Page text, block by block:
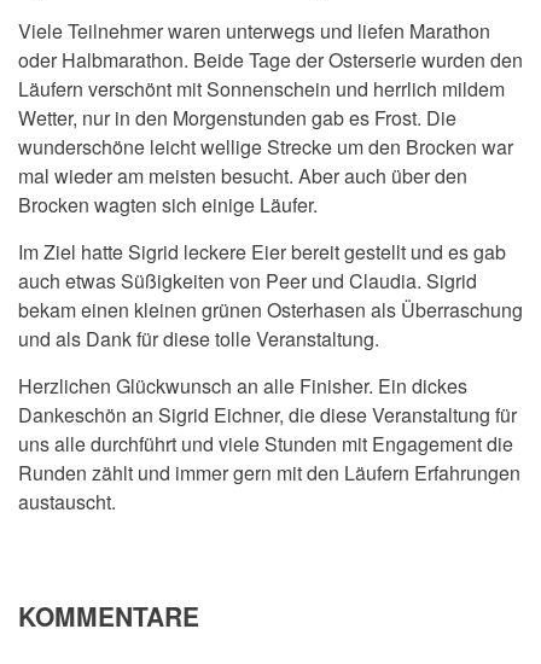
Viele Teilnehmer waren unterwegs und liefen Marathon
oder Halbmarathon. Beide Tage der Osterserie wurden den
Läufern verschönt mit Sonnenschein und herrlich mildem
Wetter, nur in den Morgenstunden gab es Frost. Die
wunderschöne leicht wellige Strecke um den Brocken war
mal wieder am meisten besucht. Aber auch über den
Brocken wagten sich einige Läufer.
Im Ziel hatte Sigrid leckere Eier bereit gestellt und es gab
auch etwas Süßigkeiten von Peer und Claudia. Sigrid
bekam einen kleinen grünen Osterhasen als Überraschung
und als Dank für diese tolle Veranstaltung.
Herzlichen Glückwunsch an alle Finisher. Ein dickes
Dankeschön an Sigrid Eichner, die diese Veranstaltung für
uns alle durchführt und viele Stunden mit Engagement die
Runden zählt und immer gern mit den Läufern Erfahrungen
austauscht.
KOMMENTARE